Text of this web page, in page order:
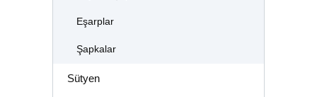
Eşarplar
Şapkalar
Sütyen